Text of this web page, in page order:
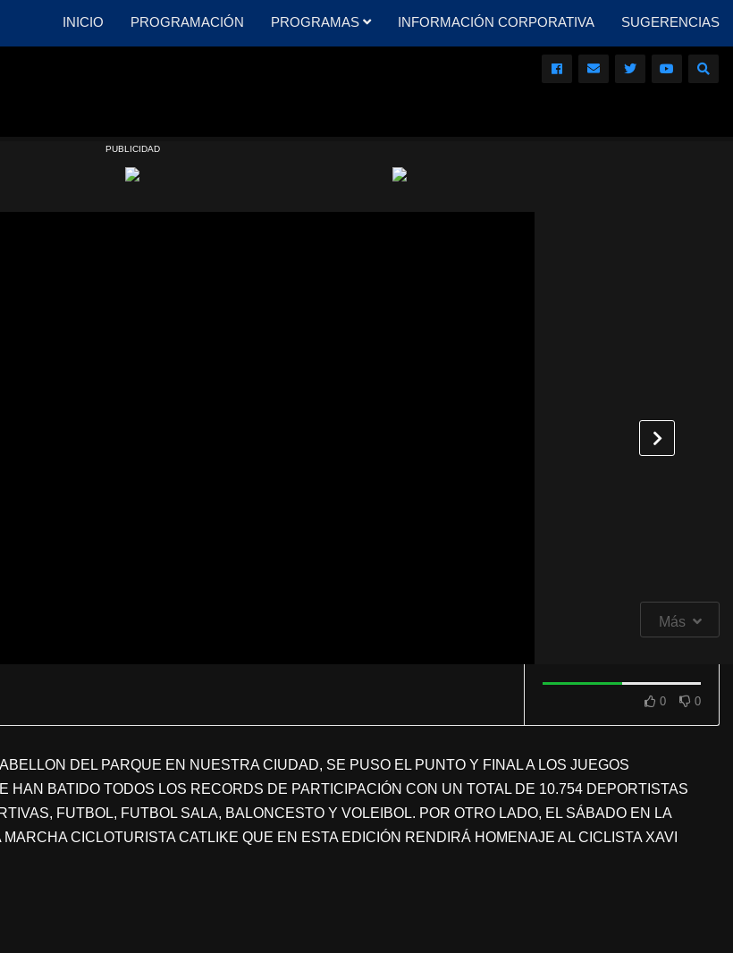
INICIO PROGRAMACIÓN PROGRAMAS INFORMACIÓN CORPORATIVA SUGERENCIAS
PUBLICIDAD
Más
0 0
DEL PARQUE EN NUESTRA CIUDAD, SE PUSO EL PUNTO Y FINAL A LOS JUEGOS
BATIDO TODOS LOS RECORDS DE PARTICIPACIÓN CON UN TOTAL DE 10.754 DEPORTISTAS
FUTBOL, FUTBOL SALA, BALONCESTO Y VOLEIBOL. POR OTRO LADO, EL SÁBADO EN LA
CICLOTURISTA CATLIKE QUE EN ESTA EDICIÓN RENDIRÁ HOMENAJE AL CICLISTA XAVI